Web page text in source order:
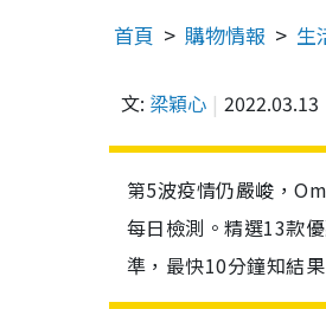
首頁 購物情報 生
文: 梁穎心 2022.03.13
第5波疫情仍嚴峻，
每日檢測。精選13款
準，最快10分鐘知結果